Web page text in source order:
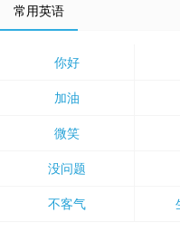
常用英语
你好
加油
微笑
没问题
不客气